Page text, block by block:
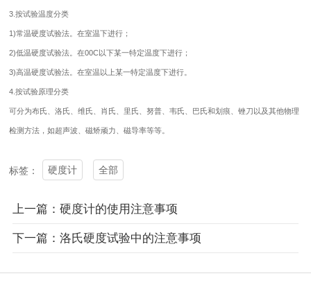
3.按试验温度分类
1)常温硬度试验法。在室温下进行；
2)低温硬度试验法。在00C以下某一特定温度下进行；
3)高温硬度试验法。在室温以上某一特定温度下进行。
4.按试验原理分类
可分为布氏、洛氏、维氏、肖氏、里氏、努普、韦氏、巴氏和划痕、锉刀以及其他物理
检测方法，如超声波、磁矫顽力、磁导率等等。
标签： 硬度计 全部
上一篇：硬度计的使用注意事项
下一篇：洛氏硬度试验中的注意事项